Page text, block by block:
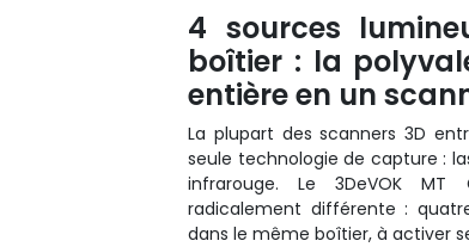
4 sources
boîtier : la
entière en un
La plupart des scanners 3D
seule technologie de capture :
infrarouge. Le 3DeVOK MT
radicalement différente :
dans le même boîtier, à activer